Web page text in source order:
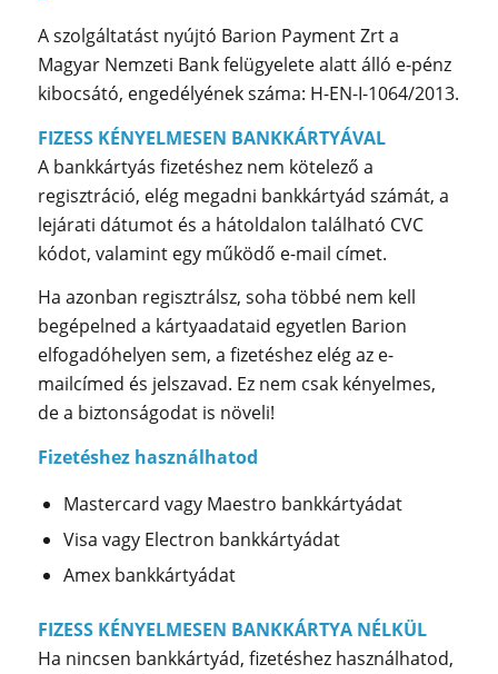
A szolgáltatást nyújtó Barion Payment Zrt a
Magyar Nemzeti Bank felügyelete alatt álló e-pénz
kibocsátó, engedélyének száma: H-EN-I-1064/2013.
FIZESS KÉNYELMESEN BANKKÁRTYÁVAL
A bankkártyás fizetéshez nem kötelező a
regisztráció, elég megadni bankkártyád számát, a
lejárati dátumot és a hátoldalon található CVC
kódot, valamint egy működő e-mail címet.
Ha azonban regisztrálsz, soha többé nem kell
begépelned a kártyaadataid egyetlen Barion
elfogadóhelyen sem, a fizetéshez elég az e-
mailcímed és jelszavad. Ez nem csak kényelmes,
de a biztonságodat is növeli!
Fizetéshez használhatod
Mastercard vagy Maestro bankkártyádat
Visa vagy Electron bankkártyádat
Amex bankkártyádat
FIZESS KÉNYELMESEN BANKKÁRTYA NÉLKÜL
Ha nincsen bankkártyád, fizetéshez használhatod,